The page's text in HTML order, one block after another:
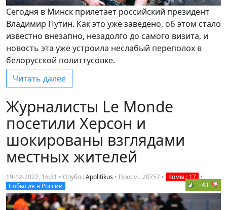
Сегодня в Минск прилетает российский президент
Владимир Путин. Как это уже заведено, об этом стало
известно внезапно, незадолго до самого визита, и
новость эта уже устроила неслабый переполох в
белорусской политтусовке.
Читать далее
Журналисты Le Monde
посетили Херсон и
шокированы взглядами
местных жителей
19-12-2022, 16:31 • Опубл.:Apolitikus • Просм.: 20757 • Комм.: 17 •
События в России
+43